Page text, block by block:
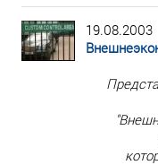
19.08.2003